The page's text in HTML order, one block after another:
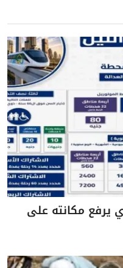
يرفع مكانته على